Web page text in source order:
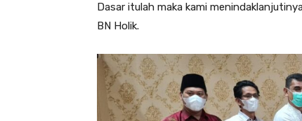
Dasar itulah maka kami
BN Holik.